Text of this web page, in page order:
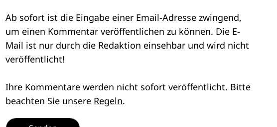
Ab sofort ist die Eingabe einer Email-Adresse zwingend,
um einen Kommentar veröffentlichen zu können. Die E-
Mail ist nur durch die Redaktion einsehbar und wird nicht
veröffentlicht!
Ihre Kommentare werden nicht sofort veröffentlicht. Bitte
beachten Sie unsere Regeln.